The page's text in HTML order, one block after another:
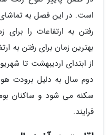
است. در این فصل به تماشای
رفتن به ارتفاعات را
بهترین زمان برای رفتن به
از ابتدای اردیبهشت تا
دوم سال به دلیل برودت
سکنه می شود و ساکنان
فرایند.